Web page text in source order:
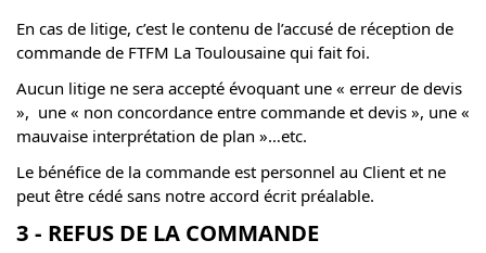
En cas de litige, c’est le contenu de l’accusé de réception de
commande de FTFM La Toulousaine qui fait foi.
Aucun litige ne sera accepté évoquant une « erreur de devis
», une « non concordance entre commande et devis », une «
mauvaise interprétation de plan »…etc.
Le bénéfice de la commande est personnel au Client et ne
peut être cédé sans notre accord écrit préalable.
3 - REFUS DE LA COMMANDE